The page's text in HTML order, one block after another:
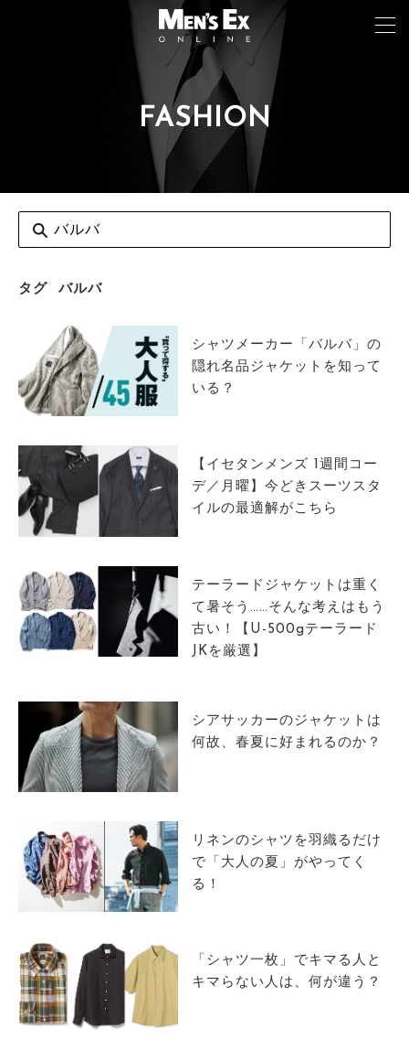
FASHION
タグ バルバ
シャツメーカー「バルバ」の
隠れ名品ジャケットを知って
いる？
【イセタンメンズ 1週間コー
デ／月曜】今どきスーツスタ
イルの最適解がこちら
テーラードジャケットは重く
て暑そう……そんな考えはもう
古い！【U-500gテーラード
JKを厳選】
シアサッカーのジャケットは
何故、春夏に好まれるのか？
リネンのシャツを羽織るだけ
で「大人の夏」がやってく
る！
「シャツ一枚」でキマる人と
キマらない人は、何が違う？
CAR&BIKE
LIFESTYLE
COLUMN
MAGAZINE
ABOUT SITE
サイトマップ